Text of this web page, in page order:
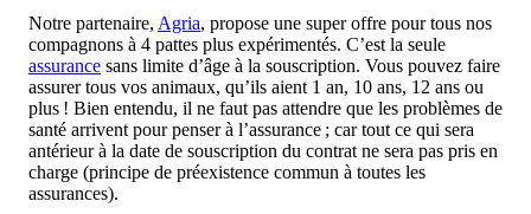
Notre partenaire, Agria, propose une super offre pour tous nos
compagnons à 4 pattes plus expérimentés. C’est la seule
assurance sans limite d’âge à la souscription. Vous pouvez faire
assurer tous vos animaux, qu’ils aient 1 an, 10 ans, 12 ans ou
plus ! Bien entendu, il ne faut pas attendre que les problèmes de
santé arrivent pour penser à l’assurance ; car tout ce qui sera
antérieur à la date de souscription du contrat ne sera pas pris en
charge (principe de préexistence commun à toutes les
assurances).